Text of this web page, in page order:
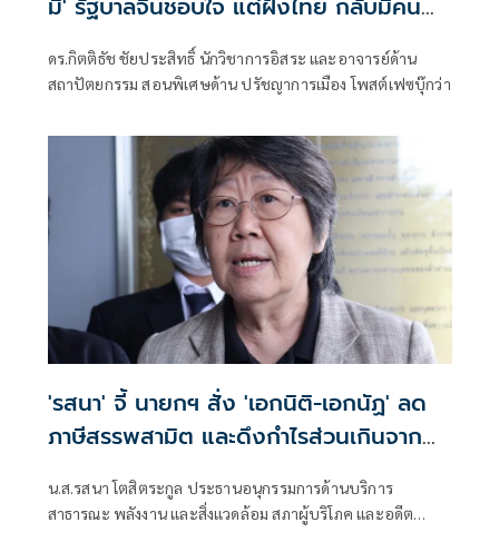
มี่' รัฐบาลจีนชอบใจ แต่ฝั่งไทย กลับมีคน
ดร.กิตติธัช ชัยประสิทธิ์ นักวิชาการอิสระ และอาจารย์ด้าน
สถาปัตยกรรม สอนพิเศษด้าน ปรัชญาการเมือง โพสต์เฟซบุ๊กว่า
'รสนา' จี้ นายกฯ สั่ง 'เอกนิติ-เอกนัฏ' ลด
ภาษีสรรพสามิต และดึงกำไรส่วนเกินจาก
น.ส.รสนา โตสิตระกูล ประธานอนุกรรมการด้านบริการ
สาธารณะ พลังงาน และสิ่งแวดล้อม สภาผู้บริโภค และอดีต